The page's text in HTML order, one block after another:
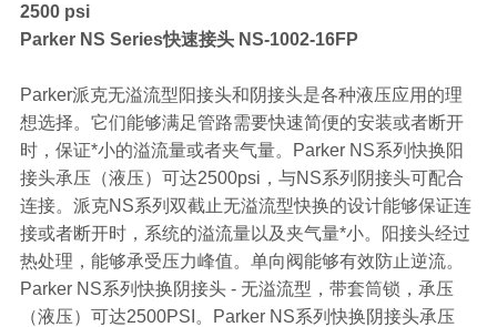
2500 psi
Parker NS Series快速接头 NS-1002-16FP
Parker派克无溢流型阳接头和阴接头是各种液压应用的理
想选择。它们能够满足管路需要快速简便的安装或者断开
时，保证*小的溢流量或者夹气量。Parker NS系列快换阳
接头承压（液压）可达2500psi，与NS系列阴接头可配合
连接。派克NS系列双截止无溢流型快换的设计能够保证连
接或者断开时，系统的溢流量以及夹气量*小。阳接头经过
热处理，能够承受压力峰值。单向阀能够有效防止逆流。
Parker NS系列快换阴接头 - 无溢流型，带套筒锁，承压
（液压）可达2500PSI。Parker NS系列快换阴接头承压